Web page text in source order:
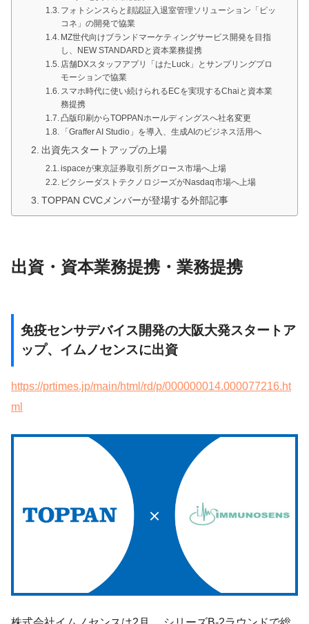
フォトシンスらと顔認証入退室管理ソリューション「ピッ
コネ」の開発で協業
MZ世代向けブランドマーケティングサービス開発を目指
し、NEW STANDARDと資本業務提携
店舗DXスタッフアプリ「はたLuck」とサンプリングプロ
モーションで協業
スマホ時代に使い続けられるECを実現するChaiと資本業
務提携
凸版印刷からTOPPANホールディングスへ社名変更
「Graffer AI Studio」を導入、生成AIのビジネス活用へ
出資先スタートアップの上場
ispaceが東京証券取引所グロース市場へ上場
ピクシーダストテクノロジーズがNasdaq市場へ上場
TOPPAN CVCメンバーが登場する外部記事
出資・資本業務提携・業務提携
免疫センサデバイス開発の大阪大発スタートア
ップ、イムノセンスに出資
https://prtimes.jp/main/html/rd/p/000000014.000077216.ht
ml